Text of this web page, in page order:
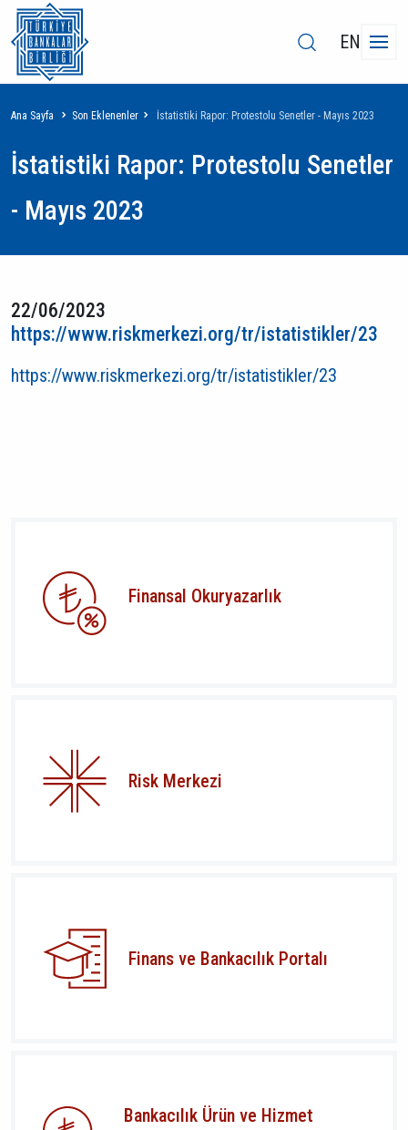
EN
Sayfa
yolu
Ana Sayfa Son Eklenenler İstatistiki Rapor: Protestolu Senetler - Mayıs 2023
İstatistiki Rapor: Protestolu Senetler
- Mayıs 2023
22/06/2023
https://www.riskmerkezi.org/tr/istatistikler/23
https://www.riskmerkezi.org/tr/istatistikler/23
Finansal Okuryazarlık
Risk Merkezi
Finans ve Bankacılık Portalı
Bankacılık Ürün ve Hizmet